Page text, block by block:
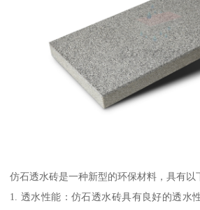
仿石透水砖是一种新型的环保材料，具有以
1. 透水性能：仿石透水砖具有良好的透水